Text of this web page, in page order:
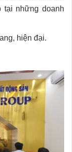
tại những doanh
hiện đại.